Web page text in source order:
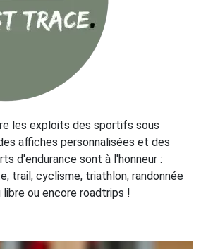
les exploits des sportifs sous
affiches personnalisées et des
d'endurance sont à l'honneur :
trail, cyclisme, triathlon, randonnée
ou encore roadtrips !